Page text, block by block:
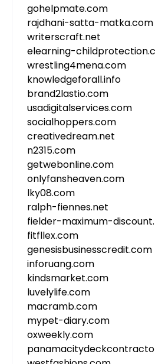
gohelpmate.com
rajdhani-satta-matka.com
writerscraft.net
elearning-
wrestling4mena.com
knowledgeforall.info
brand2lastio.com
usadigitalservices.com
socialhoppers.com
creativedream.net
n2315.com
getwebonline.com
onlyfansheaven.com
lky08.com
ralph-fiennes.net
fielder-maximum-
fitfllex.com
genesisbusinesscredit.com
inforuang.com
kindsmarket.com
luvelylife.com
macramb.com
mypet-diary.com
oxweekly.com